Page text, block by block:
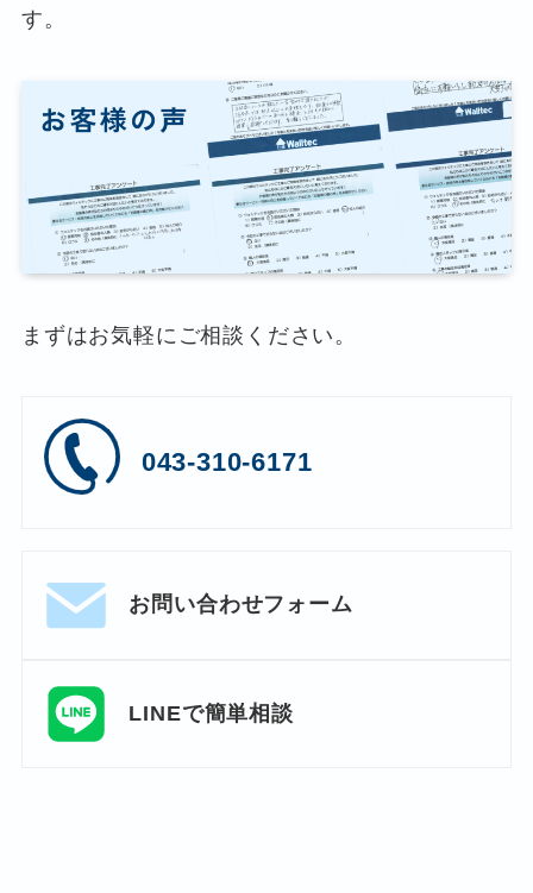
す。
まずはお気軽にご相談ください。
043-310-6171
お問い合わせフォーム
LINEで簡単相談